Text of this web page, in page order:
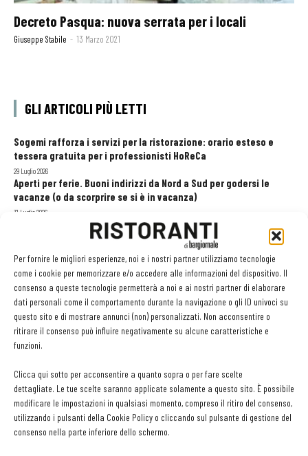
Per fornire le migliori esperienze, noi e i nostri partner utilizziamo tecnologie
come i cookie per memorizzare e/o accedere alle informazioni del dispositivo. Il
consenso a queste tecnologie permetterà a noi e ai nostri partner di elaborare
dati personali come il comportamento durante la navigazione o gli ID univoci su
questo sito e di mostrare annunci (non) personalizzati. Non acconsentire o
ritirare il consenso può influire negativamente su alcune caratteristiche e
funzioni.
Clicca qui sotto per acconsentire a quanto sopra o per fare scelte
dettagliate. Le tue scelte saranno applicate solamente a questo sito. È possibile
modificare le impostazioni in qualsiasi momento, compreso il ritiro del consenso,
utilizzando i pulsanti della Cookie Policy o cliccando sul pulsante di gestione del
consenso nella parte inferiore dello schermo.
Decreto Pasqua: nuova serrata per i locali
Giuseppe Stabile - 13 Marzo 2021
GLI ARTICOLI PIÙ LETTI
Sogemi rafforza i servizi per la ristorazione: orario esteso e
tessera gratuita per i professionisti HoReCa
29 Luglio 2026
Aperti per ferie. Buoni indirizzi da Nord a Sud per godersi le
vacanze (o da scorprire se si è in vacanza)
31 Luglio 2026
Recensioni online, Fipe e le associazioni del turismo chiedono
modifiche alle Linee Guida dell’Antitrust
20 Luglio 2026
EDICOLA WEB